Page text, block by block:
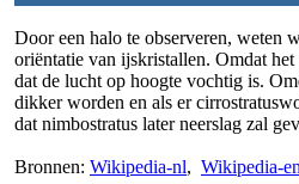
Door een halo te observeren, weten
oriëntatie van ijskristallen. Omdat
dat de lucht op hoogte vochtig is.
dikker worden en als er
dat nimbostratus later neerslag zal
Bronnen: Wikipedia-nl, Wikipedia-en